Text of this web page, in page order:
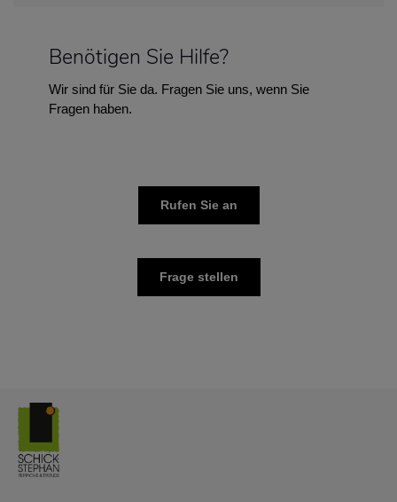
Benötigen Sie Hilfe?
Wir sind für Sie da. Fragen Sie uns, wenn Sie
Fragen haben.
Rufen Sie an
Frage stellen